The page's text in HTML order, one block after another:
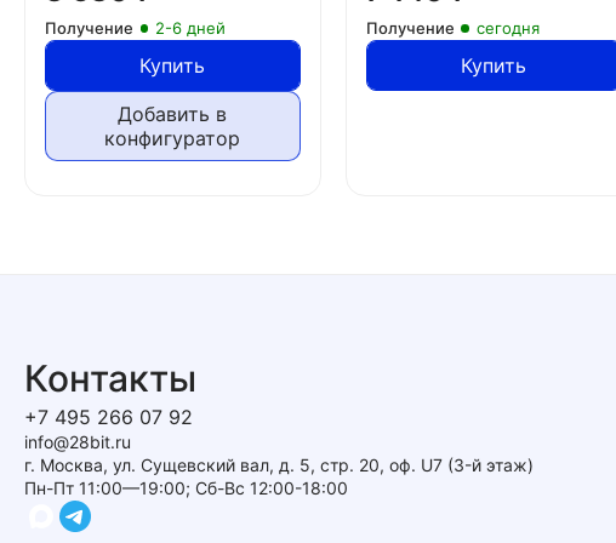
Получение 2-6 дней
Купить
Добавить в
конфигуратор
Получение сегодня
Купить
Контакты
+7 495 266 07 92
info@28bit.ru
г. Москва, ул. Сущевский вал, д. 5, стр. 20, оф. U7 (3-й этаж)
Пн-Пт 11:00—19:00; Сб-Вс 12:00-18:00